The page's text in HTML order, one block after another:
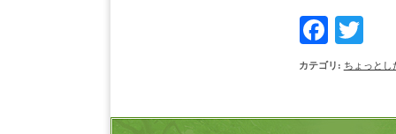
カテゴリ : ちょっとし